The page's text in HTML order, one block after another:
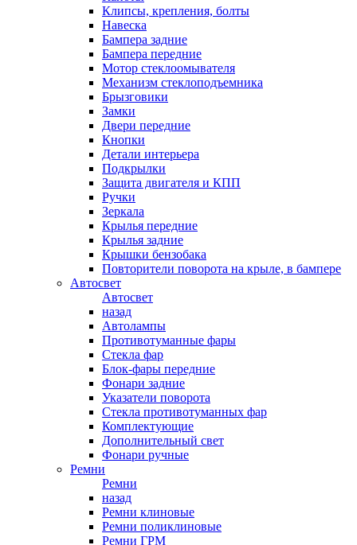
Клипсы, крепления, болты
Навеска
Бампера задние
Бампера передние
Мотор стеклоомывателя
Механизм стеклоподъемника
Брызговики
Замки
Двери передние
Кнопки
Детали интерьера
Подкрылки
Защита двигателя и КПП
Ручки
Зеркала
Крылья передние
Крылья задние
Крышки бензобака
Повторители поворота на крыле, в бампере
Автосвет
Автосвет
назад
Автолампы
Противотуманные фары
Стекла фар
Блок-фары передние
Фонари задние
Указатели поворота
Стекла противотуманных фар
Комплектующие
Дополнительный свет
Фонари ручные
Ремни
Ремни
назад
Ремни клиновые
Ремни поликлиновые
Ремни ГРМ